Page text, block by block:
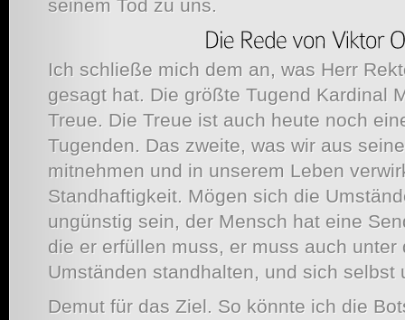
seinem Tod zu uns.
Ich schließe mich dem an, was Herr
gesagt hat. Die größte Tugend Kardinal
Treue. Die Treue ist auch heute noch
Tugenden. Das zweite, was wir aus
mitnehmen und in unserem Leben
Standhaftigkeit. Mögen sich die
ungünstig sein, der Mensch hat eine
die er erfüllen muss, er muss auch unter
Umständen standhalten, und sich selbst
Demut für das Ziel. So könnte ich die